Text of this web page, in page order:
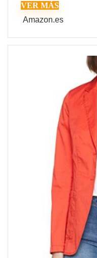
VER MÁS
Amazon.es